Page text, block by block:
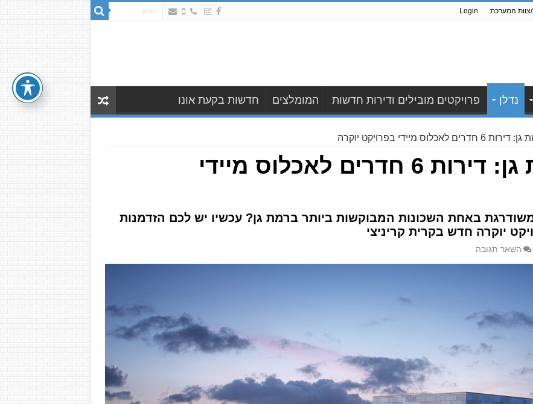
צוות המערכת Login
נדלן פרויקטים מובילים ודירות חדשות המומלצים חדשות בקעת אונו
מיידי בפרויקט יוקרה
קרית קריניצי רמת גן: דירות 6 חדרים לאכלוס מיידי
באחת השכונות המבוקשות ביותר ברמת גן? עכשיו יש לכם הזדמנות
השאר תגובה